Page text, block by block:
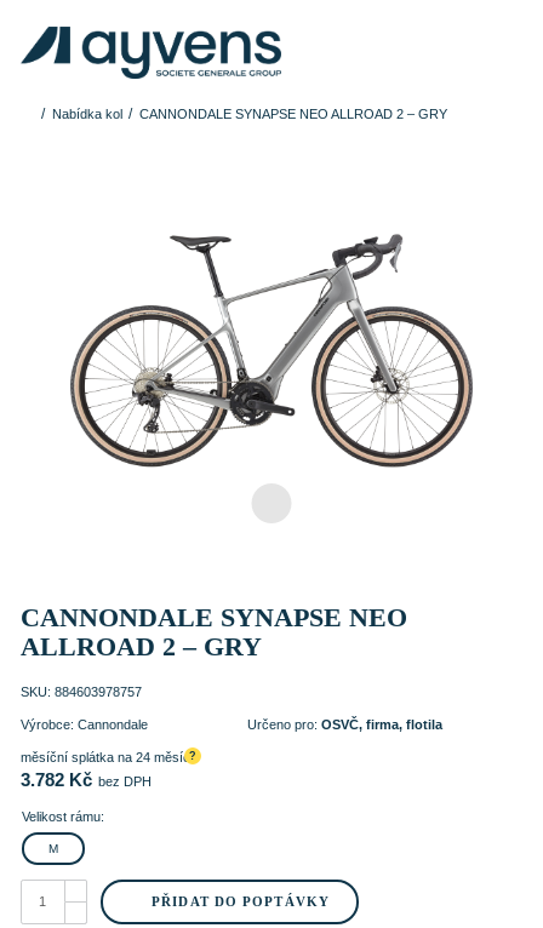
Nabídka kol CANNONDALE SYNAPSE NEO ALLROAD 2 – GRY
CANNONDALE SYNAPSE NEO
ALLROAD 2 – GRY
SKU: 884603978757
Výrobce: Cannondale Určeno pro: OSVČ, firma, flotila
?
měsíční splátka na 24 měsíců
3.782 Kč bez DPH
Velikost rámu:
M
CANNONDALE
SYNAPSE
PŘIDAT DO POPTÁVKY